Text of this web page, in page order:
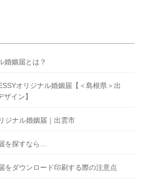
婚姻届とは？
オリジナル婚姻届【＜島根県＞出
イン】
ジナル婚姻届｜出雲市
を探すなら…
をダウンロード印刷する際の注意点